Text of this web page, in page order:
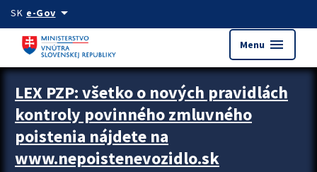
Preskocit na hlavný obsah
SK e-Govarrow_drop_down
Menu menu
Zastavit automatický posun upútavok
LEX PZP: všetko o nových pravidlách
kontroly povinného zmluvného
poistenia nájdete na
www.nepoistenevozidlo.sk